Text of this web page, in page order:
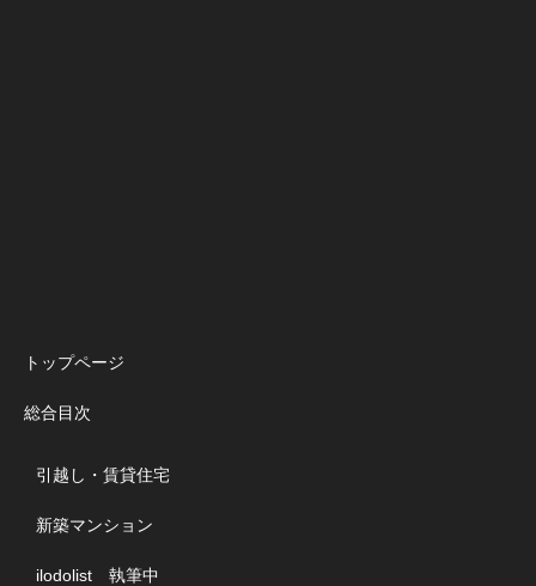
トップページ
総合目次
引越し・賃貸住宅
新築マンション
ilodolist 執筆中